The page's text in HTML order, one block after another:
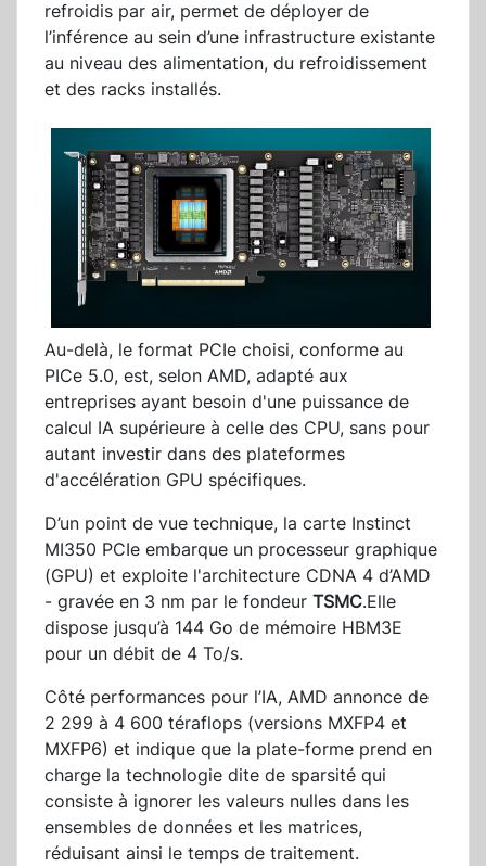
refroidis par air, permet de déployer de
l’inférence au sein d’une infrastructure existante
au niveau des alimentation, du refroidissement
et des racks installés.
Au-delà, le format PCIe choisi, conforme au
PICe 5.0, est, selon AMD, adapté aux
entreprises ayant besoin d'une puissance de
calcul IA supérieure à celle des CPU, sans pour
autant investir dans des plateformes
d'accélération GPU spécifiques.
D’un point de vue technique, la carte Instinct
MI350 PCIe embarque un processeur graphique
(GPU) et exploite l'architecture CDNA 4 d’AMD
- gravée en 3 nm par le fondeur TSMC.Elle
dispose jusqu’à 144 Go de mémoire HBM3E
pour un débit de 4 To/s.
Côté performances pour l’IA, AMD annonce de
2 299 à 4 600 téraflops (versions MXFP4 et
MXFP6) et indique que la plate-forme prend en
charge la technologie dite de sparsité qui
consiste à ignorer les valeurs nulles dans les
ensembles de données et les matrices,
réduisant ainsi le temps de traitement.